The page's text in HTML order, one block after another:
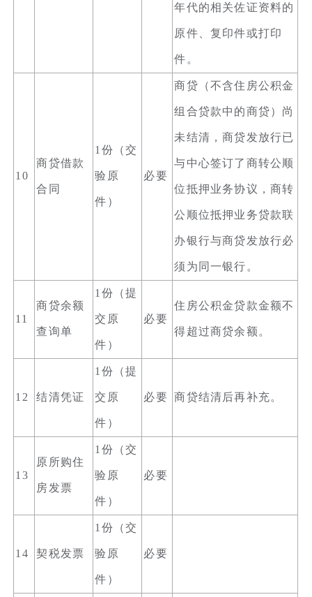
年代的相关佐证资料的
原件、复印件或打印
件。
10
商贷借款
合同
1份（交
验原
件）
必要
商贷（不含住房公积金
组合贷款中的商贷）尚
未结清，商贷发放行已
与中心签订了商转公顺
位抵押业务协议，商转
公顺位抵押业务贷款联
办银行与商贷发放行必
须为同一银行。
11
商贷余额
查询单
1份（提
交原
件）
必要
住房公积金贷款金额不
得超过商贷余额。
12 结清凭证
1份（提
交原
件）
必要 商贷结清后再补充。
13
原所购住
房发票
1份（交
验原
件）
必要
14 契税发票
1份（交
验原
件）
必要